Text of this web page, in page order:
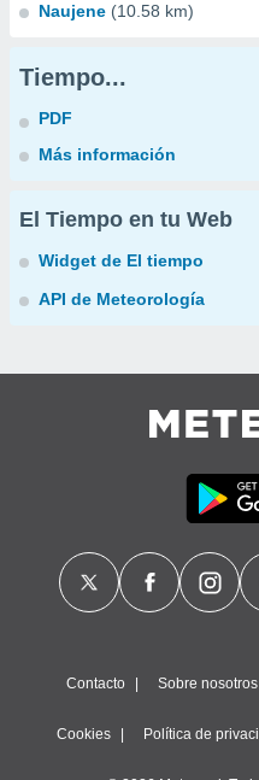
Naujene (10.58 km)
Tiempo...
PDF
Más información
El Tiempo en tu Web
Widget de El tiempo
API de Meteorología
Contacto Sobre nosotros
Cookies Política de